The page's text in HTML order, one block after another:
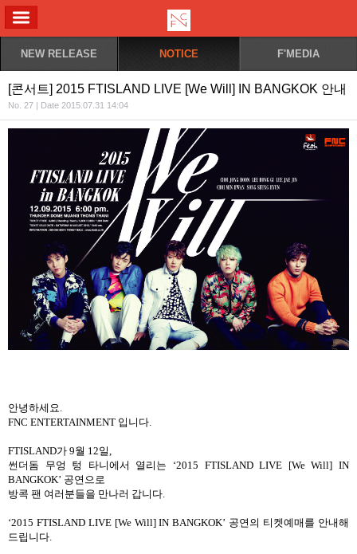
NEW RELEASE NOTICE F'MEDIA
[콘서트] 2015 FTISLAND LIVE [We Will] IN BANGKOK 안내
No. 27 | Date 2015.07.31 14:04
안녕하세요.
FNC ENTERTAINMENT 입니다.
FTISLAND가 9월 12일,
썬더돔 무엉 텅 타니에서 열리는 ‘2015 FTISLAND LIVE [We Will] IN
BANGKOK’ 공연으로
방콕 팬 여러분들을 만나러 갑니다.
‘2015 FTISLAND LIVE [We Will] IN BANGKOK’ 공연의 티켓예매를 안내해
드립니다